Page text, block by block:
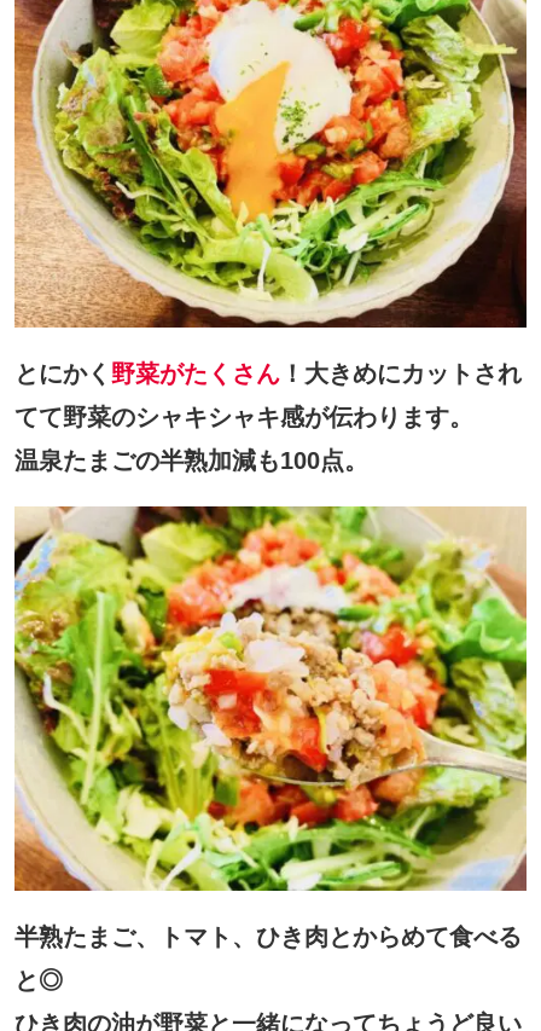
とにかく 野菜がたくさん ！大きめにカットされ
てて野菜のシャキシャキ感が伝わります。
温泉たまごの半熟加減も100点。
半熟たまご、トマト、ひき肉とからめて食べる
と◎
ひき肉の油が野菜と一緒になってちょうど良い